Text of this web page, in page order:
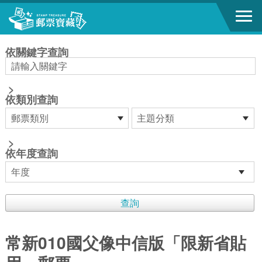
跳到主要內容區塊
依關鍵字查詢
>
依類別查詢
>
依年度查詢
常新010國父像中信版「限新省貼